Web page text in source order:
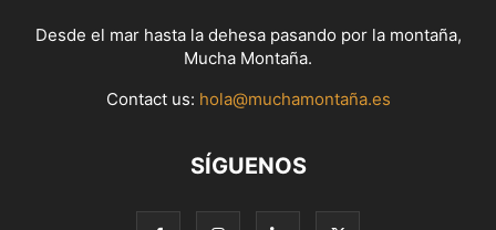
Desde el mar hasta la dehesa pasando por la montaña,
Mucha Montaña.
Contact us: hola@muchamontaña.es
SÍGUENOS